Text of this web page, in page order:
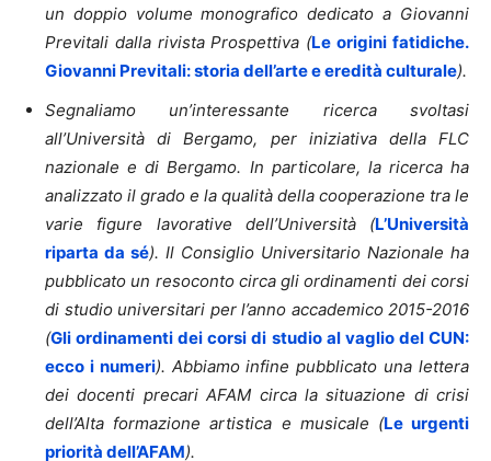
un doppio volume monografico dedicato a Giovanni
Previtali dalla rivista Prospettiva (Le origini fatidiche.
Giovanni Previtali: storia dell’arte e eredità culturale).
Segnaliamo un’interessante ricerca svoltasi
all’Università di Bergamo, per iniziativa della FLC
nazionale e di Bergamo. In particolare, la ricerca ha
analizzato il grado e la qualità della cooperazione tra le
varie figure lavorative dell’Università (L’Università
riparta da sé). Il Consiglio Universitario Nazionale ha
pubblicato un resoconto circa gli ordinamenti dei corsi
di studio universitari per l’anno accademico 2015-2016
(Gli ordinamenti dei corsi di studio al vaglio del CUN:
ecco i numeri). Abbiamo infine pubblicato una lettera
dei docenti precari AFAM circa la situazione di crisi
dell’Alta formazione artistica e musicale (Le urgenti
priorità dell’AFAM).